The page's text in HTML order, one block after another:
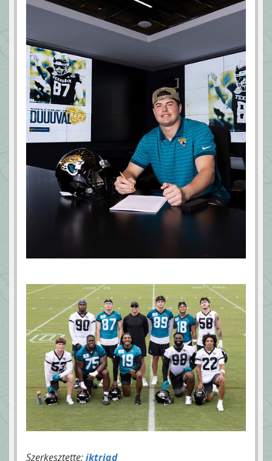
Szerkesztette:iktriad